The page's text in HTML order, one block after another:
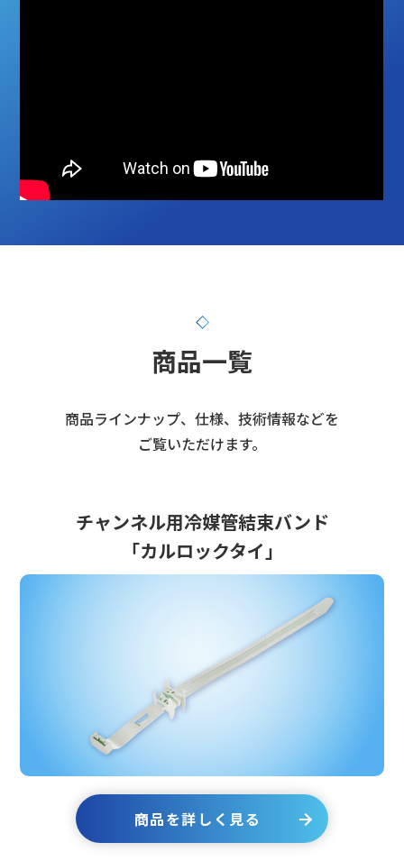
商品一覧
商品ラインナップ、仕様、技術情報などを
ご覧いただけます。
チャンネル用冷媒管結束バンド
「カルロックタイ」
商品を詳しく見る